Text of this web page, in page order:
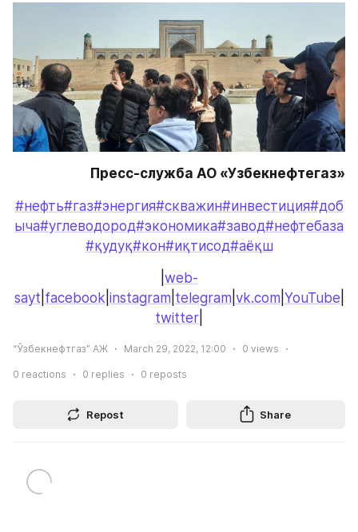
Пресс-служба АО «Узбекнефтегаз»
#нефть#газ#энергия#скважин#инвестиция#доб
ыча#углеводород#экономика#завод#нефтебаза
#қудуқ#кон#иқтисод#аёқш
web-
sayt facebook instagram telegram vk.com YouTube
twitter
“Ўзбекнефтгаз” АЖ March 29, 2022, 12:00 0 views
0 reactions 0 replies 0 reposts
Repost Share